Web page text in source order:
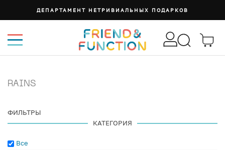
ДЕПАРТАМЕНТ НЕТРИВИАЛЬНЫХ ПОДАРКОВ
RAINS
ФИЛЬТРЫ
КАТЕГОРИЯ
Все